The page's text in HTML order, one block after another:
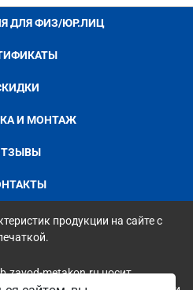
ДЛЯ ФИЗ/ЮР.ЛИЦ
И МОНТАЖ
продукции на сайте с
metakon.ru носит